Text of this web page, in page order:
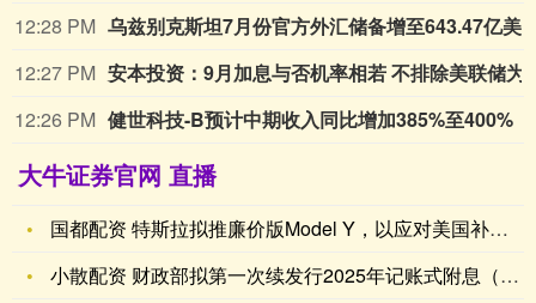
12:28 PM
12:27 PM
12:26 PM 健世科技-B预计中期收入同比增加385%至400%
大牛证券官网 直播
国都配资 特斯拉拟推廉价版Model Y，以应对美国补贴取消
小散配资 财政部拟第一次续发行2025年记账式附息（二十三期